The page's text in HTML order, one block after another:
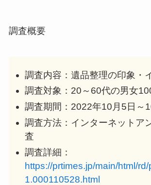
調査概要
調査内容：遺品整理の印象・
調査対象：20～60代の男女
調査期間：2022年10月5日～
調査方法：インターネットア
査
調査詳細：
https://prtimes.jp/main/html/
1.000110528.html